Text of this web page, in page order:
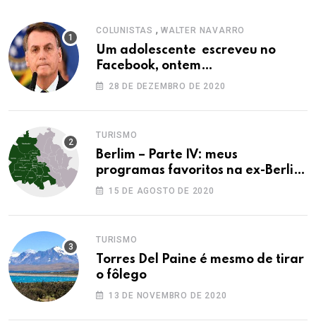
COLUNISTAS , WALTER NAVARRO
Um adolescente escreveu no
Facebook, ontem…
28 DE DEZEMBRO DE 2020
TURISMO
Berlim – Parte IV: meus
programas favoritos na ex-Berlim
Ocidental
15 DE AGOSTO DE 2020
TURISMO
Torres Del Paine é mesmo de tirar
o fôlego
13 DE NOVEMBRO DE 2020